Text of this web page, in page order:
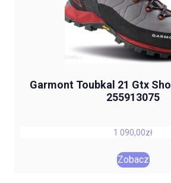
Garmont Toubkal 21 Gtx
255913075
1 090,00zł
Zobacz